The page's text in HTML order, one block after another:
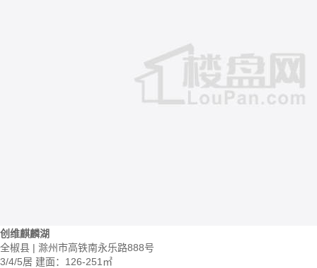
创维麒麟湖
全椒县 | 滁州市高铁南永乐路888号
3/4/5居 建面：126-251㎡